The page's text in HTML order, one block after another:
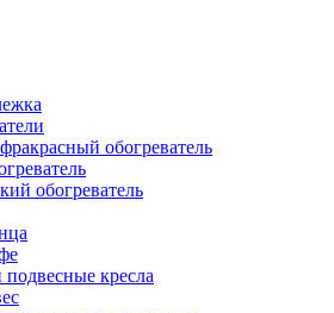
обогреватель
обогреватель
кресла